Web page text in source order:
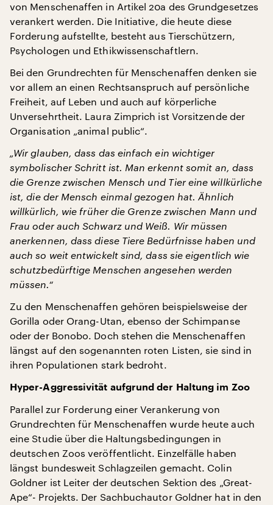
von Menschenaffen in Artikel 20a des Grundgesetzes
verankert werden. Die Initiative, die heute diese
Forderung aufstellte, besteht aus Tierschützern,
Psychologen und Ethikwissenschaftlern.
Bei den Grundrechten für Menschenaffen denken sie
vor allem an einen Rechtsanspruch auf persönliche
Freiheit, auf Leben und auch auf körperliche
Unversehrtheit. Laura Zimprich ist Vorsitzende der
Organisation „animal public“.
„Wir glauben, dass das einfach ein wichtiger
symbolischer Schritt ist. Man erkennt somit an, dass
die Grenze zwischen Mensch und Tier eine willkürliche
ist, die der Mensch einmal gezogen hat. Ähnlich
willkürlich, wie früher die Grenze zwischen Mann und
Frau oder auch Schwarz und Weiß. Wir müssen
anerkennen, dass diese Tiere Bedürfnisse haben und
auch so weit entwickelt sind, dass sie eigentlich wie
schutzbedürftige Menschen angesehen werden
müssen.“
Zu den Menschenaffen gehören beispielsweise der
Gorilla oder Orang-Utan, ebenso der Schimpanse
oder der Bonobo. Doch stehen die Menschenaffen
längst auf den sogenannten roten Listen, sie sind in
ihren Populationen stark bedroht.
Hyper-Aggressivität aufgrund der Haltung im Zoo
Parallel zur Forderung einer Verankerung von
Grundrechten für Menschenaffen wurde heute auch
eine Studie über die Haltungsbedingungen in
deutschen Zoos veröffentlicht. Einzelfälle haben
längst bundesweit Schlagzeilen gemacht. Colin
Goldner ist Leiter der deutschen Sektion des „Great-
Ape“- Projekts. Der Sachbuchautor Goldner hat in den